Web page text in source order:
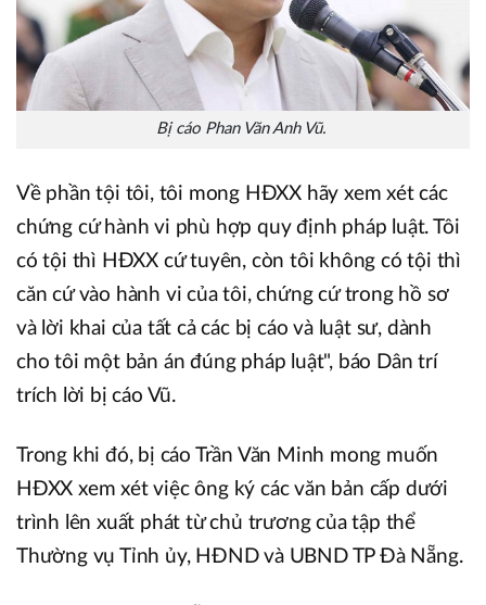
Bị cáo Phan Văn Anh Vũ.
Về phần tội tôi, tôi mong HĐXX hãy xem xét các
chứng cứ hành vi phù hợp quy định pháp luật. Tôi
có tội thì HĐXX cứ tuyên, còn tôi không có tội thì
căn cứ vào hành vi của tôi, chứng cứ trong hồ sơ
và lời khai của tất cả các bị cáo và luật sư, dành
cho tôi một bản án đúng pháp luật", báo Dân trí
trích lời bị cáo Vũ.
Trong khi đó, bị cáo Trần Văn Minh mong muốn
HĐXX xem xét việc ông ký các văn bản cấp dưới
trình lên xuất phát từ chủ trương của tập thể
Thường vụ Tỉnh ủy, HĐND và UBND TP Đà Nẵng.